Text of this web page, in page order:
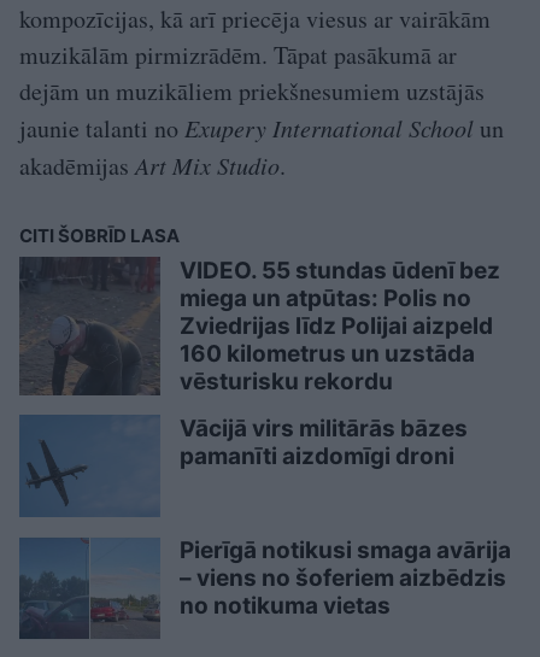
kompozīcijas, kā arī priecēja viesus ar vairākām
muzikālām pirmizrādēm. Tāpat pasākumā ar
dejām un muzikāliem priekšnesumiem uzstājās
jaunie talanti no Exupery International School un
akadēmijasArt Mix Studio.
CITI ŠOBRĪD LASA
VIDEO. 55 stundas ūdenī bez
miega un atpūtas: Polis no
Zviedrijas līdz Polijai aizpeld
160 kilometrus un uzstāda
vēsturisku rekordu
Vācijā virs militārās bāzes
pamanīti aizdomīgi droni
Pierīgā notikusi smaga avārija
– viens no šoferiem aizbēdzis
no notikuma vietas